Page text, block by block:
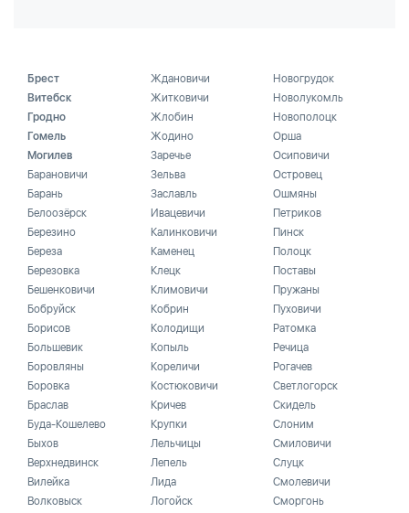
Брест
Витебск
Гродно
Гомель
Могилев
Барановичи
Барань
Белоозёрск
Березино
Береза
Березовка
Бешенковичи
Бобруйск
Борисов
Большевик
Боровляны
Боровка
Браслав
Буда-Кошелево
Быхов
Верхнедвинск
Вилейка
Волковыск
Ждановичи
Житковичи
Жлобин
Жодино
Заречье
Зельва
Заславль
Ивацевичи
Калинковичи
Каменец
Клецк
Климовичи
Кобрин
Колодищи
Копыль
Кореличи
Костюковичи
Кричев
Крупки
Лельчицы
Лепель
Лида
Логойск
Новогрудок
Новолукомль
Новополоцк
Орша
Осиповичи
Островец
Ошмяны
Петриков
Пинск
Полоцк
Поставы
Пружаны
Пуховичи
Ратомка
Речица
Рогачев
Светлогорск
Скидель
Слоним
Смиловичи
Слуцк
Смолевичи
Сморгонь